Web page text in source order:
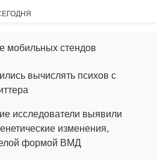
мобильных стендов
вычислять психов с
исследователи выявили
изменения,
формой ВМД